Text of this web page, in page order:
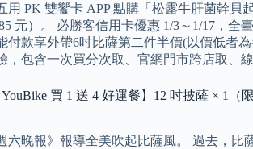
用 PK 雙饗卡 APP 點購「松露牛肝菌幹貝
元）。 必勝客信用卡優惠 1/3～1/17，
付款享外帶6吋比薩第二件半價(以價低者
，包含一次買分次取、官網門市跨店取、線
買 1 送 4 好運餐】12 吋披薩 × 1
六晚報》報導全美吹起比薩風。 過去，